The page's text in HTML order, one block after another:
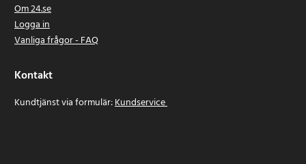
Om 24.se
Logga in
Vanliga frågor - FAQ
Kontakt
Kundtjänst via formulär:Kundservice